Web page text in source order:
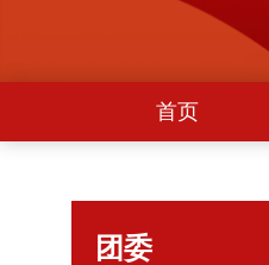
首页
团委